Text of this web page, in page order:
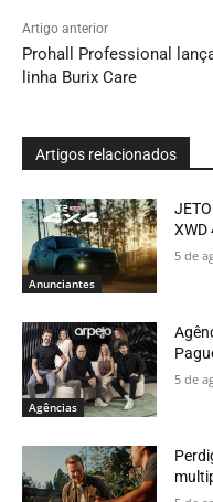
Artigo anterior
Prohall Professional
linha Burix Care
Artigos relacionados
Anunciantes
XWD
5 de
Agências
5 de